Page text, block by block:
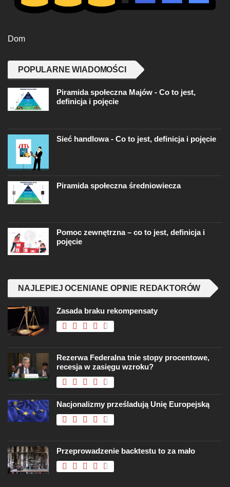
Dom
POPULARNE WIADOMOŚCI
Piramida społeczna Majów - Co to jest,
definicja i pojęcie
Sieć handlowa - Co to jest, definicja i pojęcie
Piramida społeczna średniowiecza
Pomoc zewnętrzna – co to jest, definicja i
pojęcie
NAJLEPIEJ OCENIANE OPINIE REDAKTORÓW
Zasada braku rekompensaty
Rezerwa Federalna tnie stopy procentowe,
recesja w zasięgu wzroku?
Nacjonalizmy prześladują Unię Europejską
Przeprowadzenie backtestu to za mało